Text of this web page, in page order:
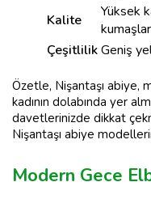
Kalite
Yüksek
kumaşlar
ÇeşitlilikGeniş
Özetle, Nişantaşı abiye,
kadının dolabında yer
davetlerinizde dikkat
Nişantaşı abiye
Modern Gece